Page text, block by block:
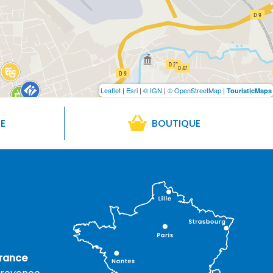
Leaflet | Esri | © IGN | © OpenStreetMap | TouristicMaps
BOUTIQUE